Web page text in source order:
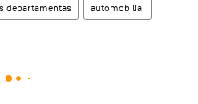
departamentas automobiliai